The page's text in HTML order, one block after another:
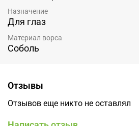
Назначение
Для глаз
Материал ворса
Соболь
Отзывы
Отзывов еще никто не оставлял